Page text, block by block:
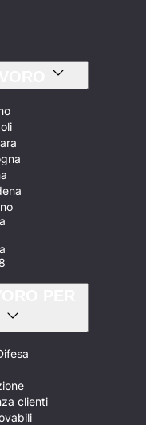
clienti